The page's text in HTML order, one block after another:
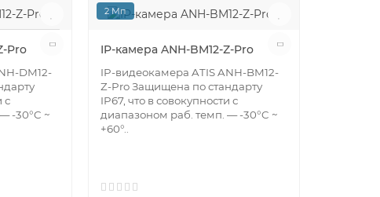
Pro
DM12-
с
-30°C ~
2 Мп
IP-камера ANH-BM12-Z-Pro
IP-видеокамера ATIS ANH-BM12-
Z-Pro Защищена по стандарту
IP67, что в совокупности с
диапазоном раб. темп. — -30°C ~
+60°..